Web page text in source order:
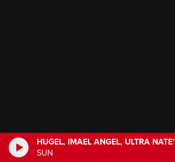
HUGEL, IMAEL ANGEL, ULTRA NATE'
SUN